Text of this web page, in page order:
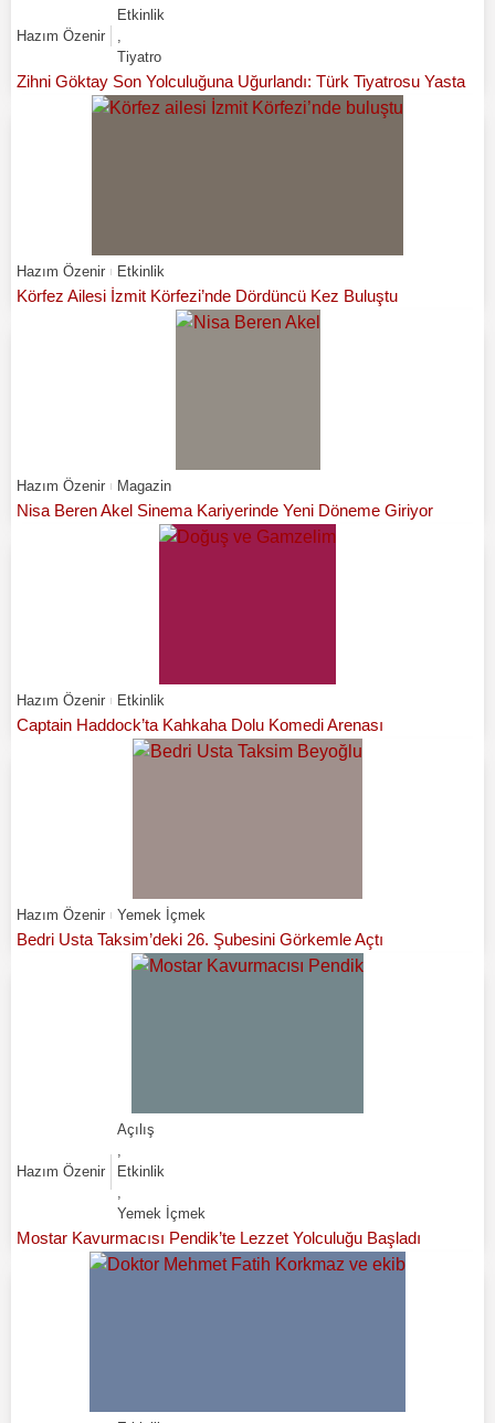
Hazım Özenir
Etkinlik
,
Tiyatro
Zihni Göktay Son Yolculuğuna Uğurlandı: Türk Tiyatrosu Yasta
Hazım Özenir Etkinlik
Körfez Ailesi İzmit Körfezi’nde Dördüncü Kez Buluştu
Hazım Özenir Magazin
Nisa Beren Akel Sinema Kariyerinde Yeni Döneme Giriyor
Hazım Özenir Etkinlik
Captain Haddock’ta Kahkaha Dolu Komedi Arenası
Hazım Özenir Yemek İçmek
Bedri Usta Taksim’deki 26. Şubesini Görkemle Açtı
Hazım Özenir
Açılış
,
Etkinlik
,
Yemek İçmek
Mostar Kavurmacısı Pendik’te Lezzet Yolculuğu Başladı